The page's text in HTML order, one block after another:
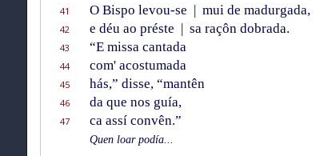
41 O Bispo levou-se | mui de madurgada,
42
e déu ao préste | sa raçôn dobrada.
43
“E missa cantada
44
com' acostumada
45
hás,” disse, “mantên
46
da que nos guía,
47
ca assí convên.”
Quen loar podía...